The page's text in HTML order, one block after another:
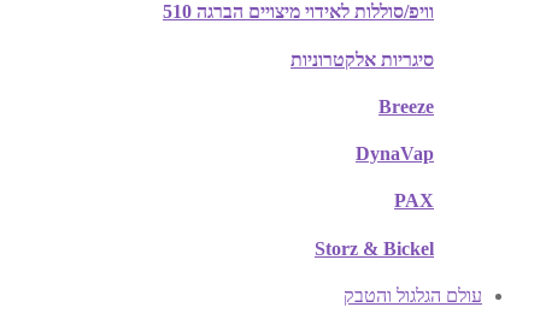
וויפ/סוללות לאידוי מיצויים הברגה 510
סיגריות אלקטרוניות
Breeze
DynaVap
PAX
Storz & Bickel
עולם הגלגול והטבק